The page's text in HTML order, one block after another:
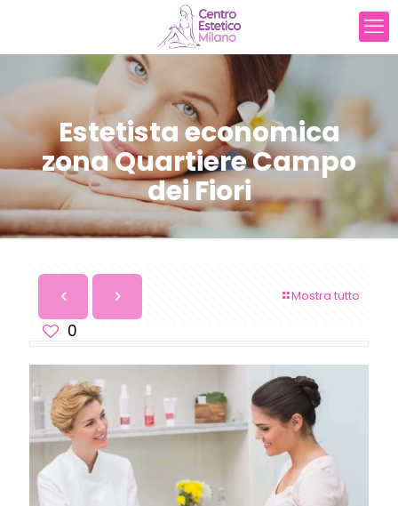
Estetista economica
zona Quartiere Campo
dei Fiori
Mostra tutto
0